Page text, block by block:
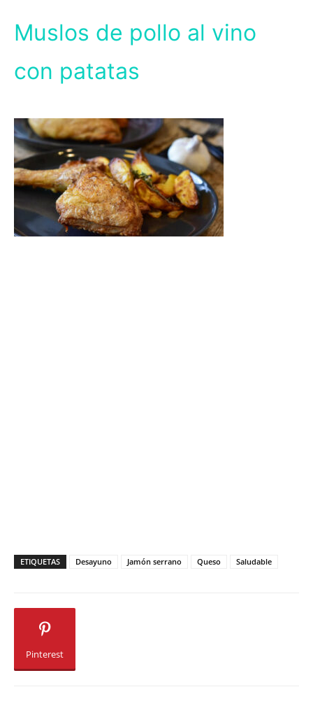
Muslos de pollo al vino
con patatas
ETIQUETAS Desayuno Jamón serrano Queso Saludable
Pinterest